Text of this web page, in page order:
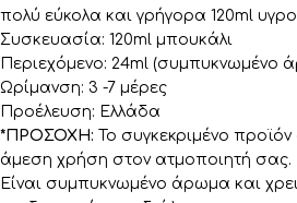
πολύ εύκολα και γρήγορα 120ml
Συσκευασία: 120ml μπουκάλι
Περιεχόμενο: 24ml (συμπυκνωμένο
Ωρίμανση: 3 -7 μέρες
Προέλευση: Ελλάδα
*ΠΡΟΣΟΧΗ: Το συγκεκριμένο προϊόν
άμεση χρήση στον ατμοποιητή σας.
Είναι συμπυκνωμένο άρωμα και